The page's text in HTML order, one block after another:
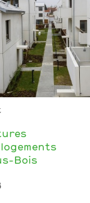
Bois